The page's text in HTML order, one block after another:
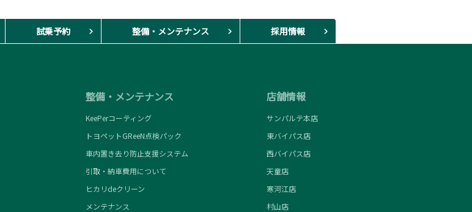
試乗予約 整備・メンテナンス 採用情報
整備・メンテナンス
KeePerコーティング
トヨペットGReeN点検パック
車内置き去り防止支援システム
引取・納車費用について
ヒカリdeクリーン
メンテナンス
店舗情報
サンパルテ本店
東バイパス店
西バイパス店
天童店
寒河江店
村山店